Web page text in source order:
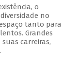
o
no
tanto para
Grandes
carreiras,